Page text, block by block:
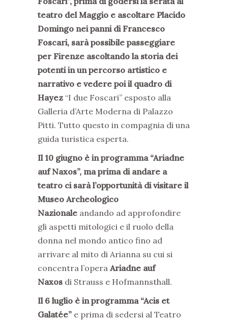
teatro del Maggio e ascoltare Placido
Domingo nei panni di Francesco
Foscari, sarà possibile passeggiare
per Firenze ascoltando la storia dei
potenti in un percorso artistico e
narrativo e vedere poi il quadro di
Hayez “I due Foscari” esposto alla
Galleria d’Arte Moderna di Palazzo
Pitti. Tutto questo in compagnia di una
guida turistica esperta.
Il 10 giugno è in programma “Ariadne
auf Naxos”, ma prima di andare a
teatro ci sarà l’opportunità di visitare il
Museo Archeologico
Nazionale andando ad approfondire
gli aspetti mitologici e il ruolo della
donna nel mondo antico fino ad
arrivare al mito di Arianna su cui si
concentra l’opera Ariadne auf
Naxos di Strauss e Hofmannsthall.
Il 6 luglio è in programma “Acis et
Galatée” e prima di sedersi al Teatro